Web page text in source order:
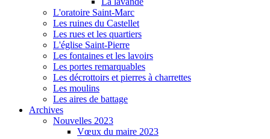
L'oratoire Saint-Marc
Les ruines du Castellet
Les rues et les quartiers
L'église Saint-Pierre
Les fontaines et les lavoirs
Les portes remarquables
Les décrottoirs et pierres à charrettes
Les moulins
Les aires de battage
Archives
Nouvelles 2023
Vœux du maire 2023